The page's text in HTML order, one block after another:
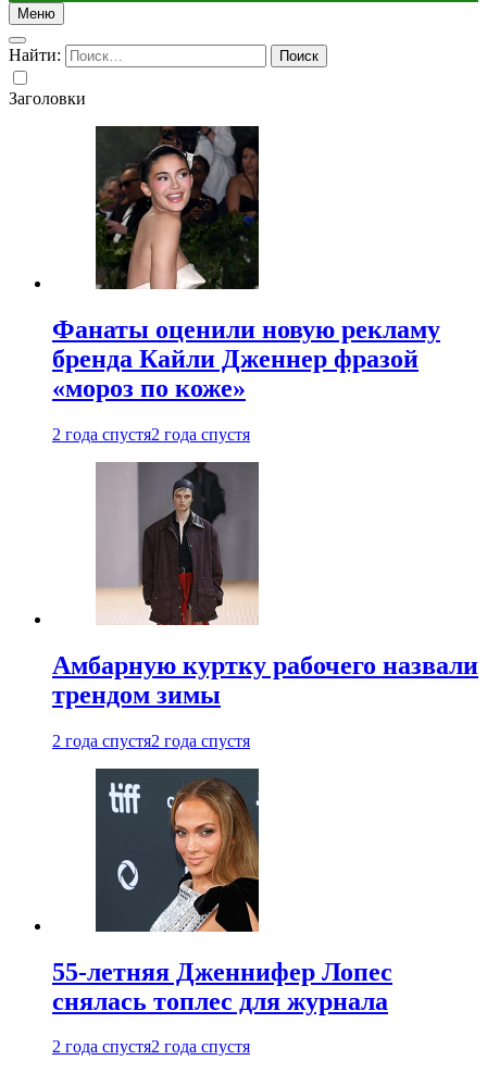
Меню
Найти:
Заголовки
Фанаты оценили новую рекламу
бренда Кайли Дженнер фразой
«мороз по коже»
2 года спустя2 года спустя
Амбарную куртку рабочего назвали
трендом зимы
2 года спустя2 года спустя
55-летняя Дженнифер Лопес
снялась топлес для журнала
2 года спустя2 года спустя